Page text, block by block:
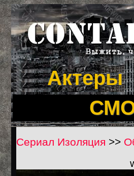
Актеры
Сериал Изоляция >>